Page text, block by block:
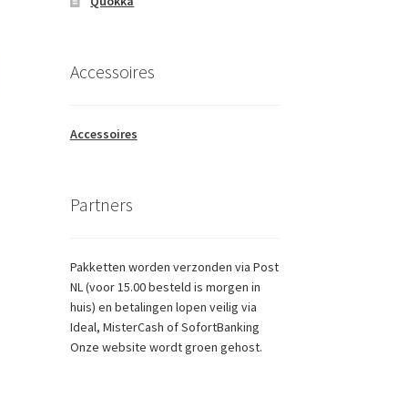
Accessoires
Accessoires
Partners
Pakketten worden verzonden via Post
NL (voor 15.00 besteld is morgen in
huis) en betalingen lopen veilig via
Ideal, MisterCash of SofortBanking
Onze website wordt groen gehost.